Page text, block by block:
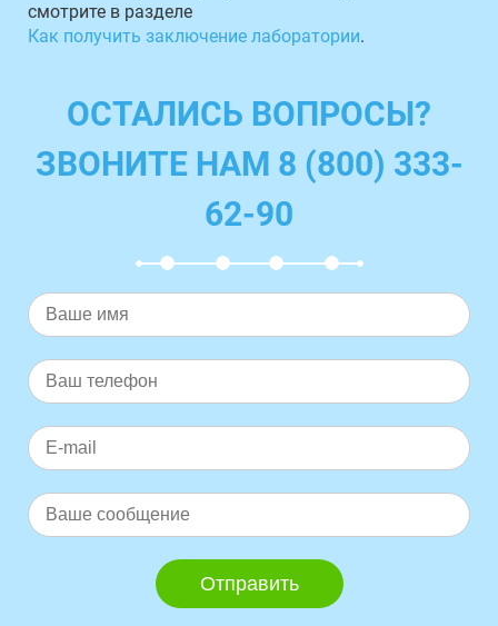
смотрите в разделе
Как получить заключение лаборатории.
ОСТАЛИСЬ ВОПРОСЫ?
ЗВОНИТЕ НАМ 8 (800) 333-
62-90